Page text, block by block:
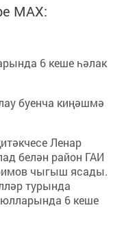
MАХ:
6 кеше һәлак
буенча киңәшмә
Ленар
белән район ГАИ
чыгыш ясады.
турында
6 кеше